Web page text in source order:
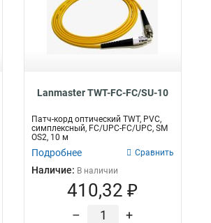
Lanmaster TWT-FC-FC/SU-10
Патч-корд оптический TWT, PVC,
симплексный, FC/UPC-FC/UPC, SM
OS2, 10 м
Подробнее Сравнить
Наличие: В наличии
410,32 ₽
– +